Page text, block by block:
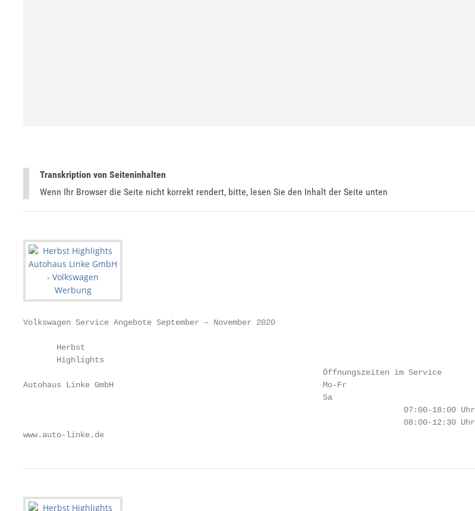
Transkription von Seiteninhalten
Wenn Ihr Browser die Seite nicht korrekt rendert, bitte, lesen Sie den Inhalt der Seite unten
Volkswagen Service Angebote September – November 2020
       Herbst
       Highlights
                                                               Öffnungszeiten im Service
Autohaus Linke GmbH                                            Mo-Fr
                                                               Sa
                                                                                07:00-18:00 Uhr
                                                                                08:00-12:30 Uhr
www.auto-linke.de